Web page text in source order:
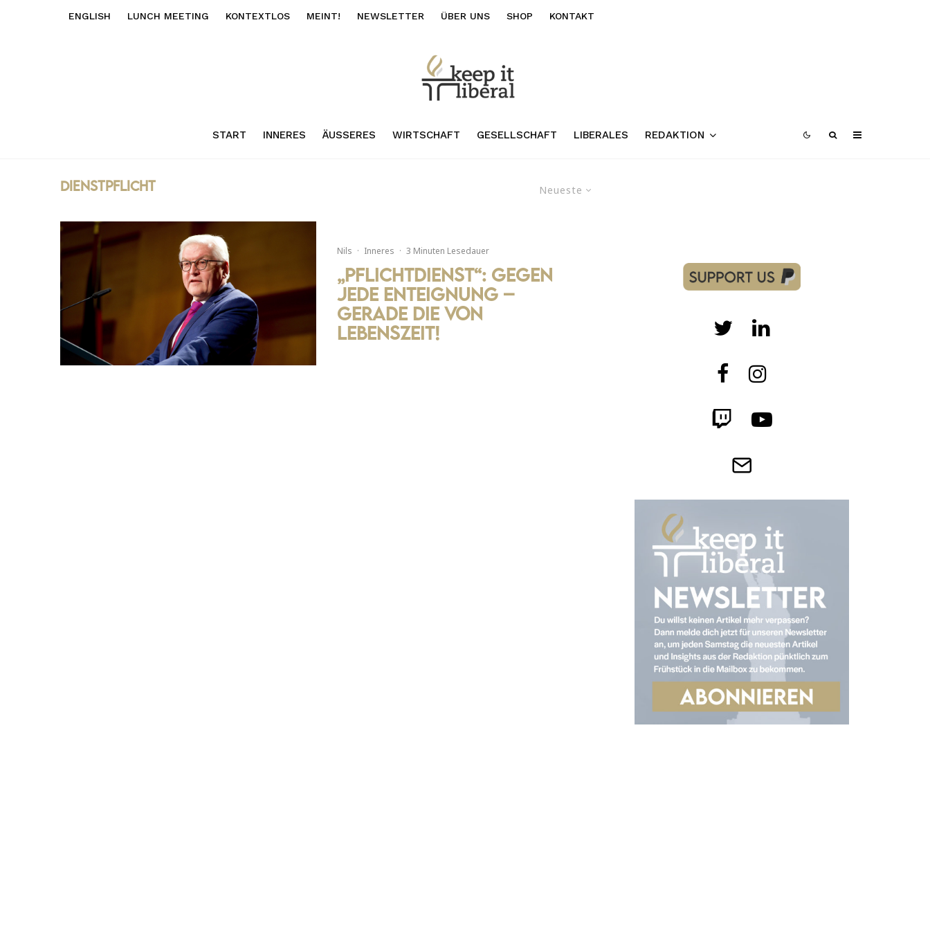
ENGLISH LUNCH MEETING KONTEXTLOS MEINT! NEWSLETTER ÜBER UNS SHOP KONTAKT
START INNERES ÄUSSERES WIRTSCHAFT GESELLSCHAFT LIBERALES REDAKTION
Neueste
Dienstpflicht
Nils · Inneres · 3 Minuten Lesedauer
„Pflichtdienst“: Gegen
jede Enteignung –
gerade die von
Lebenszeit!